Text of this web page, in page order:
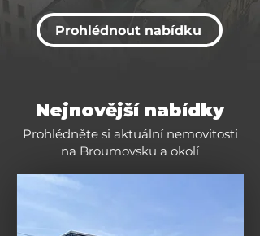
Prohlédnout nabídku
Nejnovější nabídky
Prohlédněte si aktuální nemovitosti
na Broumovsku a okolí